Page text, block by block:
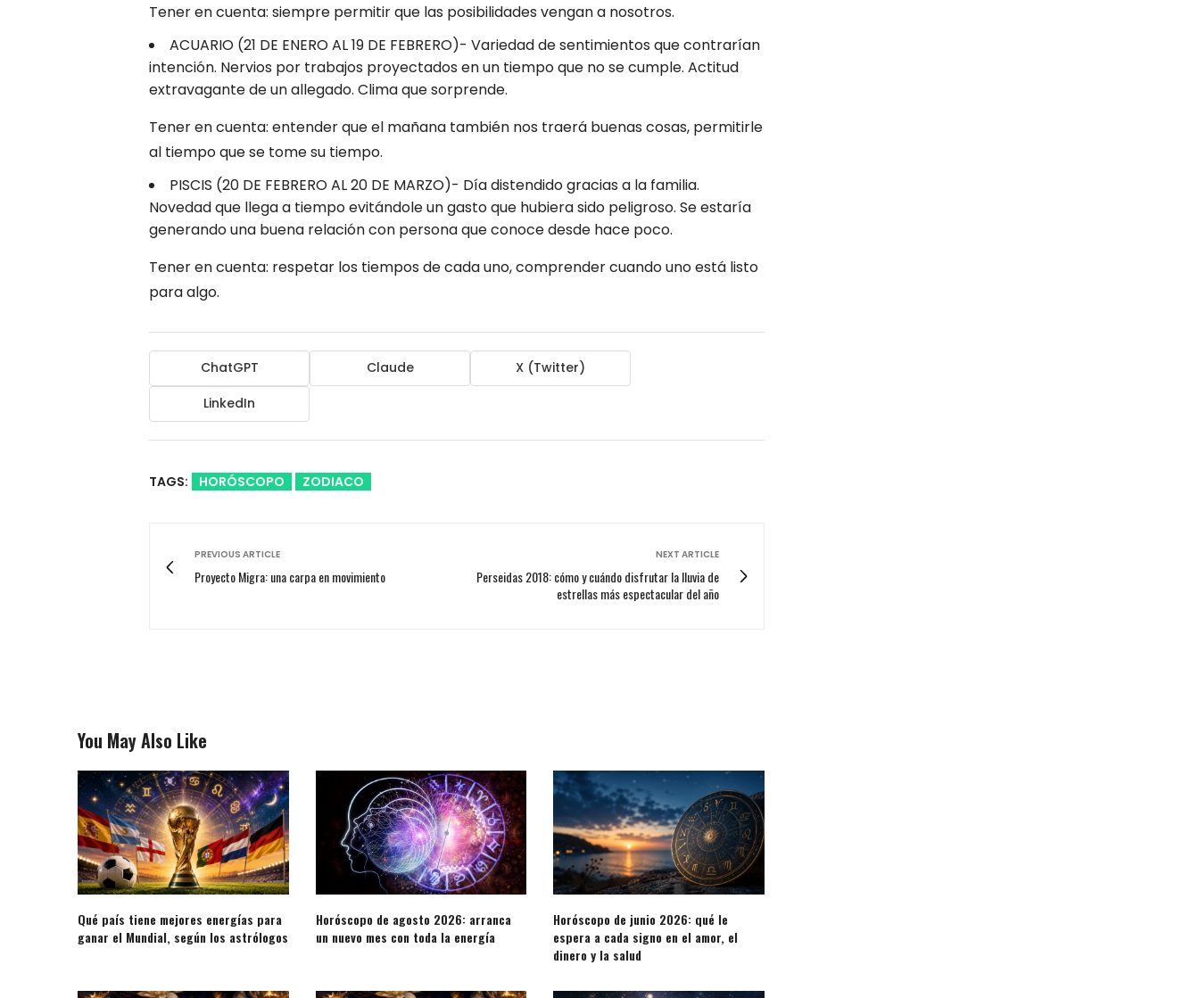
Tener en cuenta: siempre permitir que las posibilidades vengan a nosotros.
ACUARIO (21 DE ENERO AL 19 DE FEBRERO)- Variedad de sentimientos que contrarían
intención. Nervios por trabajos proyectados en un tiempo que no se cumple. Actitud
extravagante de un allegado. Clima que sorprende.
Tener en cuenta: entender que el mañana también nos traerá buenas cosas, permitirle
al tiempo que se tome su tiempo.
PISCIS (20 DE FEBRERO AL 20 DE MARZO)- Día distendido gracias a la familia.
Novedad que llega a tiempo evitándole un gasto que hubiera sido peligroso. Se estaría
generando una buena relación con persona que conoce desde hace poco.
Tener en cuenta: respetar los tiempos de cada uno, comprender cuando uno está listo
para algo.
ChatGPT Claude
X (Twitter)
LinkedIn
TAGS: HORÓSCOPO ZODIACO
PREVIOUS ARTICLE
Proyecto Migra: una carpa en movimiento
NEXT ARTICLE
Perseidas 2018: cómo y cuándo disfrutar la lluvia de
estrellas más espectacular del año
You May Also Like
Qué país tiene mejores energías para
ganar el Mundial, según los astrólogos
Horóscopo de agosto 2026: arranca
un nuevo mes con toda la energía
Horóscopo de junio 2026: qué le
espera a cada signo en el amor, el
dinero y la salud